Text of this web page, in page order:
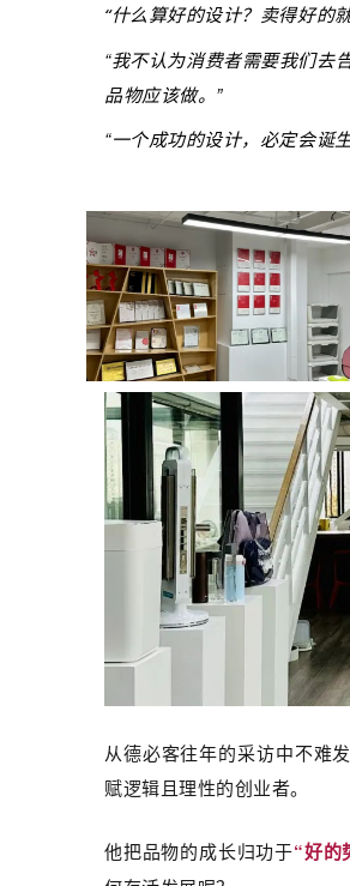
“什么算好的设计？卖得好的
“我不认为消费者需要我们去
品物应该做。”
“一个成功的设计，必定会诞
从德必客往年的采访中不难
赋逻辑且理性的创业者。
他把品物的成长归功于“好的